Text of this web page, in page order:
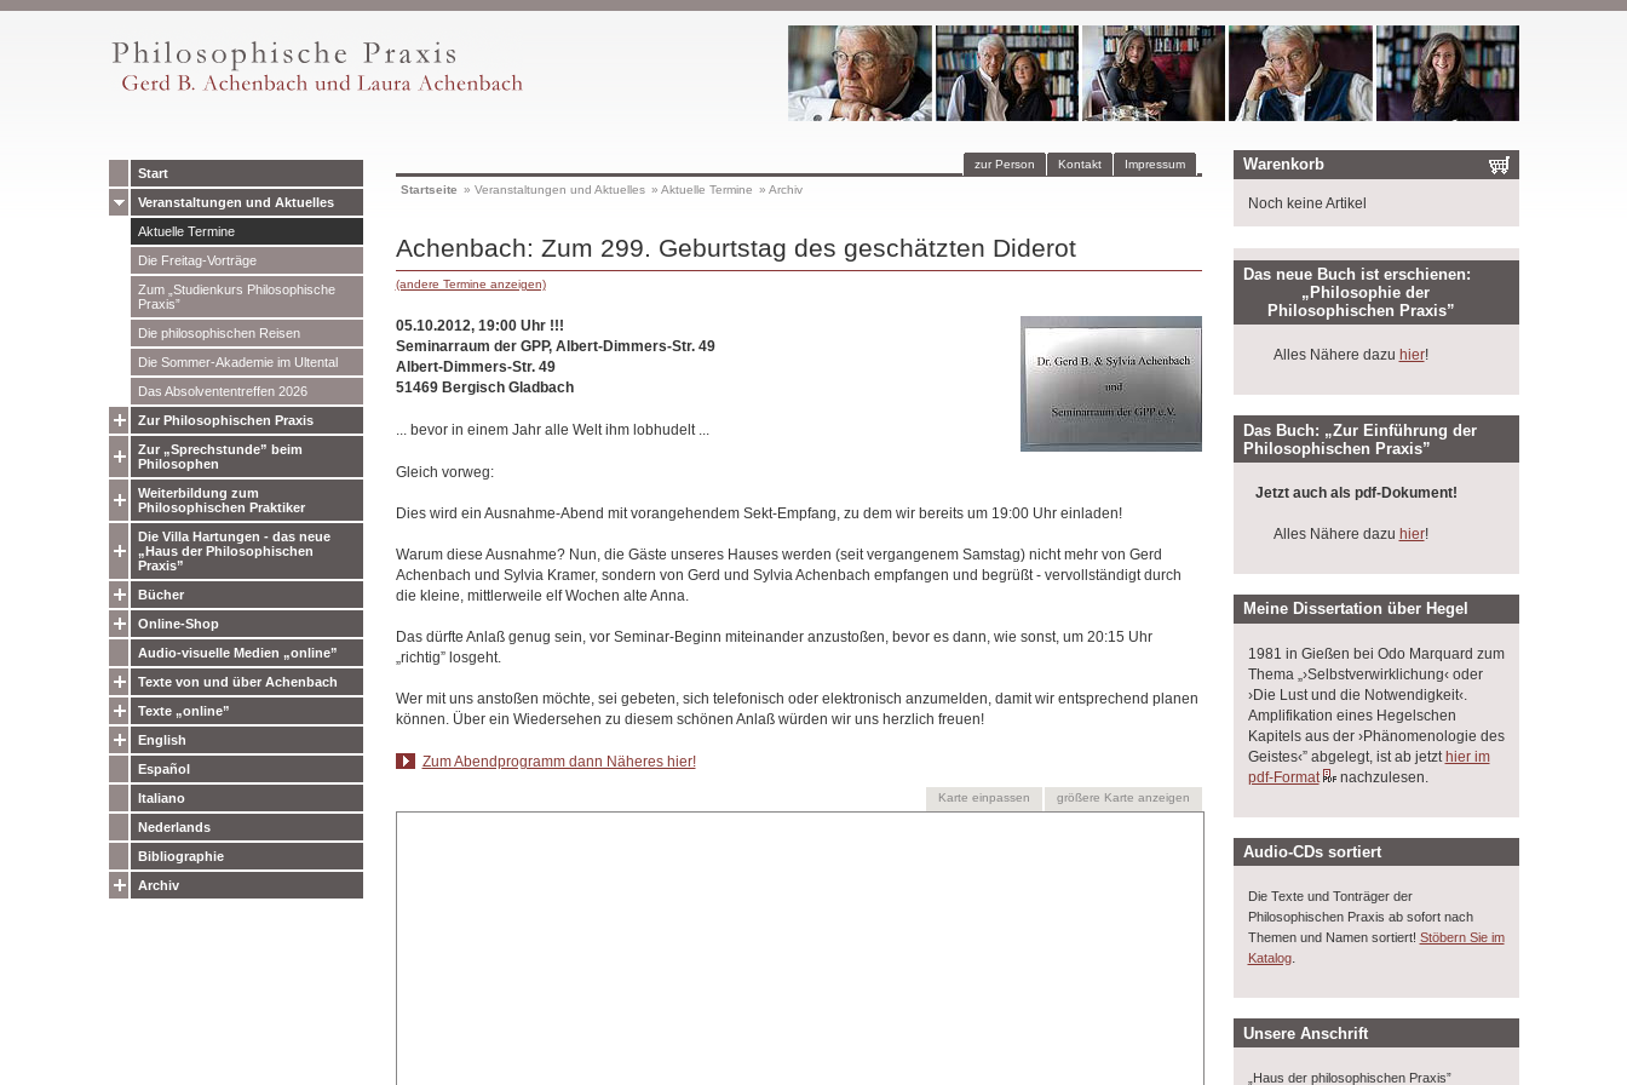
Start
Veranstaltungen und Aktuelles
Aktuelle Termine
Die Freitag-Vorträge
Zum „Studienkurs Philosophische
Praxis”
Die philosophischen Reisen
Die Sommer-Akademie im Ultental
Das Absolvententreffen 2026
Zur Philosophischen Praxis
Zur „Sprechstunde” beim
Philosophen
Weiterbildung zum
Philosophischen Praktiker
Die Villa Hartungen - das neue
„Haus der Philosophischen
Praxis”
Bücher
Online-Shop
Audio-visuelle Medien „online”
Texte von und über Achenbach
Texte „online”
English
Español
Italiano
Nederlands
Bibliographie
Archiv
Impressum
Kontakt
zur Person
Startseite » Veranstaltungen und Aktuelles » Aktuelle Termine » Archiv
Achenbach: Zum 299. Geburtstag des geschätzten Diderot
(andere Termine anzeigen)
05.10.2012, 19:00 Uhr !!!
Seminarraum der GPP, Albert-Dimmers-Str. 49
Albert-Dimmers-Str. 49
51469 Bergisch Gladbach
... bevor in einem Jahr alle Welt ihm lobhudelt ...
Gleich vorweg:
Dies wird ein Ausnahme-Abend mit vorangehendem Sekt-Empfang, zu dem wir bereits um 19:00 Uhr einladen!
Warum diese Ausnahme? Nun, die Gäste unseres Hauses werden (seit vergangenem Samstag) nicht mehr von Gerd
Achenbach und Sylvia Kramer, sondern von Gerd und Sylvia Achenbach empfangen und begrüßt - vervollständigt durch
die kleine, mittlerweile elf Wochen alte Anna.
Das dürfte Anlaß genug sein, vor Seminar-Beginn miteinander anzustoßen, bevor es dann, wie sonst, um 20:15 Uhr
„richtig” losgeht.
Wer mit uns anstoßen möchte, sei gebeten, sich telefonisch oder elektronisch anzumelden, damit wir entsprechend planen
können. Über ein Wiedersehen zu diesem schönen Anlaß würden wir uns herzlich freuen!
Zum Abendprogramm dann Näheres hier!
größere Karte anzeigen
Karte einpassen
Warenkorb
Noch keine Artikel
Das neue Buch ist erschienen:
„Philosophie der
Philosophischen Praxis”
Alles Nähere dazu hier!
Das Buch: „Zur Einführung der
Philosophischen Praxis”
Jetzt auch als pdf-Dokument!
Alles Nähere dazu hier!
Meine Dissertation über Hegel
1981 in Gießen bei Odo Marquard zum
Thema „›Selbstverwirklichung‹ oder
›Die Lust und die Notwendigkeit‹.
Amplifikation eines Hegelschen
Kapitels aus der ›Phänomenologie des
Geistes‹” abgelegt, ist ab jetzt hier im
pdf-Format
nachzulesen.
Audio-CDs sortiert
Die Texte und Tonträger der
Philosophischen Praxis ab sofort nach
Themen und Namen sortiert! Stöbern Sie im
Katalog.
Unsere Anschrift
„Haus der philosophischen Praxis”